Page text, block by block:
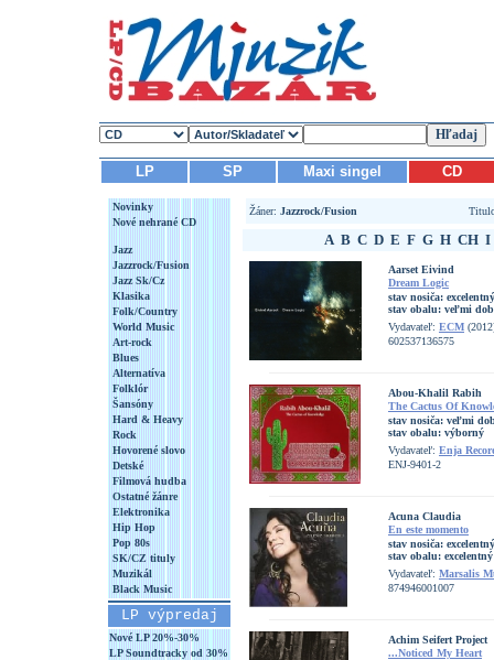
LP SP Maxi singel CD
Novinky
Nové nehrané CD
Jazz
Jazzrock/Fusion
Jazz Sk/Cz
Klasika
Folk/Country
World Music
Art-rock
Blues
Alternatíva
Folklór
Šansóny
Hard & Heavy
Rock
Hovorené slovo
Detské
Filmová hudba
Ostatné žánre
Elektronika
Hip Hop
Pop 80s
SK/CZ tituly
Muzikál
Black Music
LP výpredaj
Nové LP 20%-30%
LP Soundtracky od 30%
Žáner: Jazzrock/Fusion
A B C D E F G H CH I
Aarset Eivind
Dream Logic
stav nosiča: excelentný
stav obalu: veľmi
Vydavateľ: ECM
602537136575
Abou-Khalil Rabih
The Cactus Of
stav nosiča: veľmi
stav obalu: výborný
Vydavateľ: Enja
ENJ-9401-2
Acuna Claudia
En este momento
stav nosiča: excelentný
stav obalu: excelentný
Vydavateľ: Marsalis
874946001007
Achim Seifert Project
...Noticed My Heart